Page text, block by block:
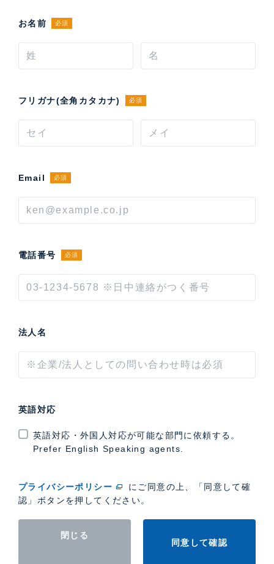
お名前 必須
フリガナ(全角カタカナ) 必須
Email 必須
電話番号 必須
法人名
英語対応
英語対応・外国人対応が可能な部門に依頼する。
Prefer English Speaking agents.
プライバシーポリシー
にご同意の上、「同意して確
認」ボタンを押してください。
閉じる
同意して確認